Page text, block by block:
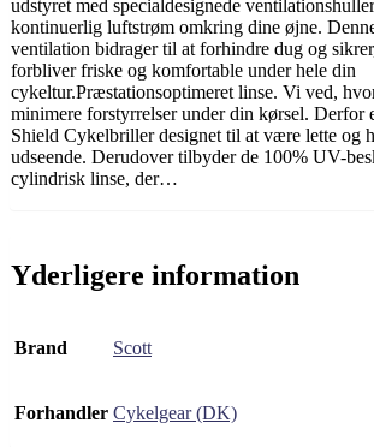
udstyret med specialdesignede
kontinuerlig luftstrøm omkring dine øjne.
ventilation bidrager til at forhindre dug og
forbliver friske og komfortable under hele din
cykeltur.Præstationsoptimeret linse. Vi ved,
minimere forstyrrelser under din kørsel. Derfor
Shield Cykelbriller designet til at være lette og
udseende. Derudover tilbyder de 100% UV-
cylindrisk linse, der…
Yderligere information
Brand Scott
Forhandler Cykelgear (DK)